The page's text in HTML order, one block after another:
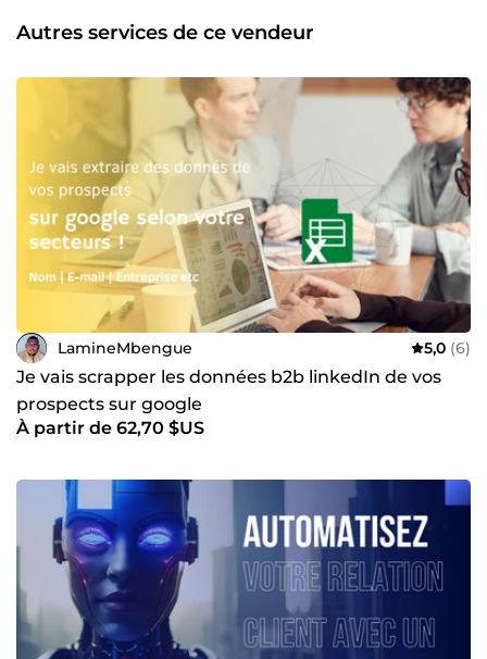
Autres services de ce vendeur
LamineMbengue 5,0 (6)
Je vais scrapper les données b2b linkedIn de vos
prospects sur google
À partir de 62,70 $US